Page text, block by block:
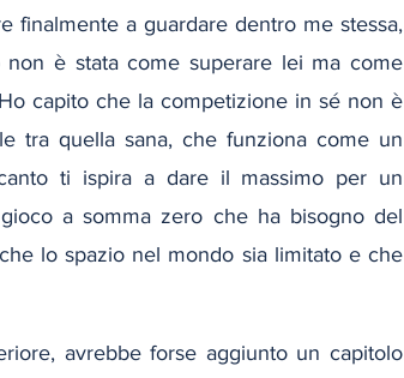
finalmente a guardare dentro me stessa,
è stata come superare lei ma come
capito che la competizione in sé non è
tra quella sana, che funziona come un
ti ispira a dare il massimo per un
a somma zero che ha bisogno del
lo spazio nel mondo sia limitato e che
avrebbe forse aggiunto un capitolo